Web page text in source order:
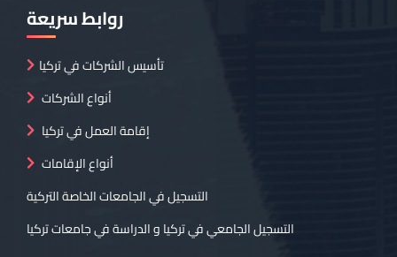
روابط سريعة
تأسيس الشركات في تركيا
أنواع الشركات
إقامة العمل في تركيا
أنواع الإقامات
التسجيل في الجامعات الخاصة التركية
التسجيل الجامعي في تركيا و الدراسة في جامعات تركيا